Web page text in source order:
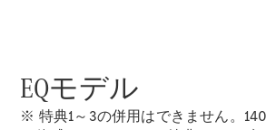
EQモデル
※ 特典1～3の併用はできません。